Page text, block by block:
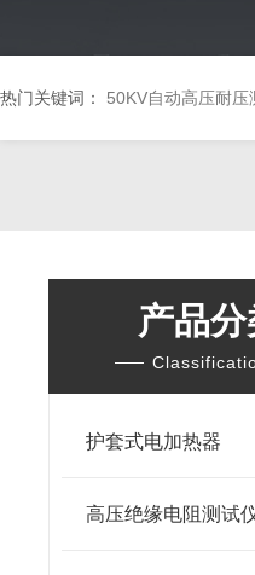
热门关键词： 50KV自动高压耐压
产品分
护套式电加热器
高压绝缘电阻测试